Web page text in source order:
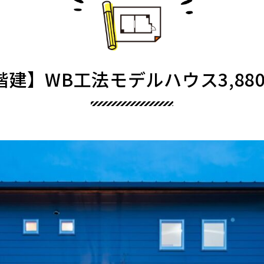
建】WB工法モデルハウス